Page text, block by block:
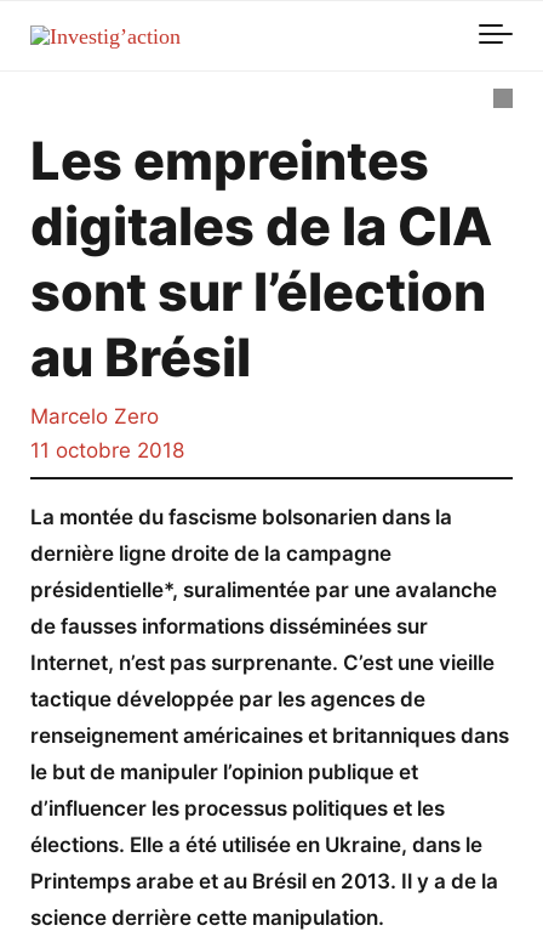
Les empreintes
digitales de la CIA
sont sur l’élection
au Brésil
Marcelo Zero
11 octobre 2018
La montée du fascisme bolsonarien dans la
dernière ligne droite de la campagne
présidentielle*, suralimentée par une avalanche
de fausses informations disséminées sur
Internet, n’est pas surprenante. C’est une vieille
tactique développée par les agences de
renseignement américaines et britanniques dans
le but de manipuler l’opinion publique et
d’influencer les processus politiques et les
élections. Elle a été utilisée en Ukraine, dans le
Printemps arabe et au Brésil en 2013. Il y a de la
science derrière cette manipulation.